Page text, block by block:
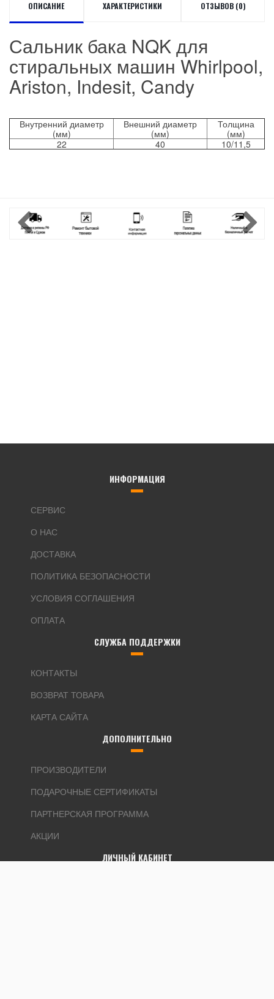
ОПИСАНИЕ ХАРАКТЕРИСТИКИ ОТЗЫВОВ (0)
Сальник бака NQK для
стиральных машин Whirlpool,
Ariston, Indesit, Candy
Внутренний диаметр
(мм)
Внешний диаметр
(мм)
Толщина
(мм)
22
40 10/11,5
ИНФОРМАЦИЯ
СЕРВИС
О НАС
ДОСТАВКА
ПОЛИТИКА БЕЗОПАСНОСТИ
УСЛОВИЯ СОГЛАШЕНИЯ
ОПЛАТА
СЛУЖБА ПОДДЕРЖКИ
КОНТАКТЫ
ВОЗВРАТ ТОВАРА
КАРТА САЙТА
ДОПОЛНИТЕЛЬНО
ПРОИЗВОДИТЕЛИ
ПОДАРОЧНЫЕ СЕРТИФИКАТЫ
ПАРТНЕРСКАЯ ПРОГРАММА
АКЦИИ
ЛИЧНЫЙ КАБИНЕТ